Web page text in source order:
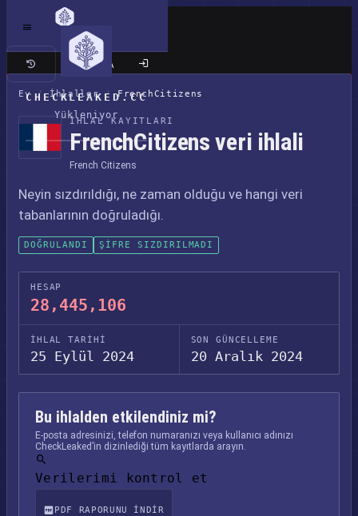
CHECKLEAKED.CC
Yükleniyor
Klasik site
Ev / İhlaller / FrenchCitizens
İHLAL KAYITLARI
FrenchCitizens veri ihlali
French Citizens
Neyin sızdırıldığı, ne zaman olduğu ve hangi veri
tabanlarının doğruladığı.
DOĞRULANDI ŞIFRE SIZDIRILMADI
HESAP
28,445,106
İHLAL TARIHI
25 Eylül 2024
SON GÜNCELLEME
20 Aralık 2024
Bu ihlalden etkilendiniz mi?
E-posta adresinizi, telefon numaranızı veya kullanıcı adınızı
CheckLeaked’in dizinlediği tüm kayıtlarda arayın.
Verilerimi kontrol et
PDF RAPORUNU INDIR